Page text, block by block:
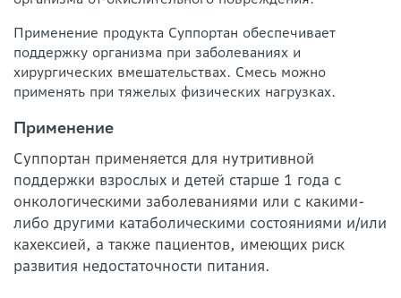
Применение продукта Суппортан обеспечивает
поддержку организма при заболеваниях и
хирургических вмешательствах. Смесь можно
применять при тяжелых физических нагрузках.
Применение
Суппортан применяется для нутритивной
поддержки взрослых и детей старше 1 года с
онкологическими заболеваниями или с какими-
либо другими катаболическими состояниями и/или
кахексией, а также пациентов, имеющих риск
развития недостаточности питания.